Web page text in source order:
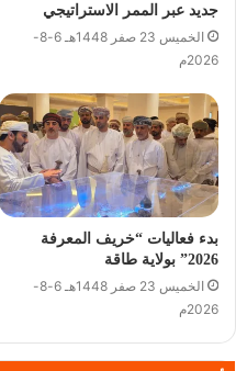
جديد عبر الممر الاستراتيجي
الخميس 23 صفر 1448هـ 6-8-
2026م
بدء فعاليات “خريف المعرفة
2026” بولاية طاقة
الخميس 23 صفر 1448هـ 6-8-
2026م